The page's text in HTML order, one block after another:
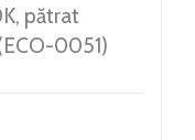
pătrat
0051)